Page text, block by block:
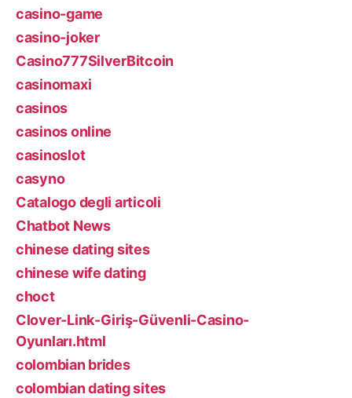
casino-game
casino-joker
Casino777SilverBitcoin
casinomaxi
casinos
casinos online
casinoslot
casyno
Catalogo degli articoli
Chatbot News
chinese dating sites
chinese wife dating
choct
Clover-Link-Giriş-Güvenli-Casino-
Oyunları.html
colombian brides
colombian dating sites